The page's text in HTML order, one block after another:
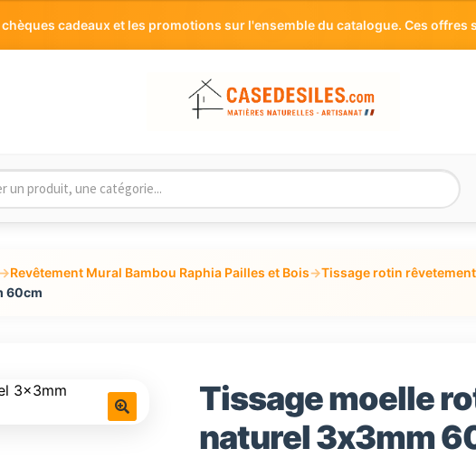
chèques cadeaux et les promotions sur l'ensemble du catalogue. Ces
→Revêtement Mural Bambou Raphia Pailles et Bois→Tissage rotin
60cm
Tissage moelle
naturel 3x3mm